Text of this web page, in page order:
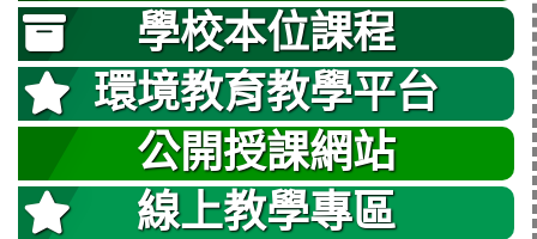
學校本位課程
環境教育教學平台
公開授課網站
線上教學專區